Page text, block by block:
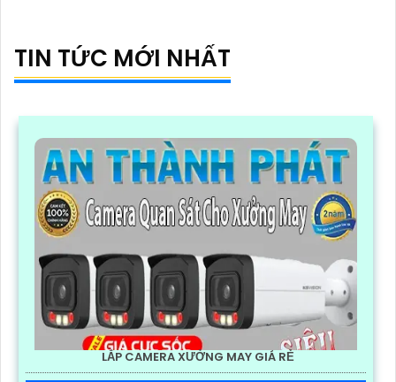
TIN TỨC MỚI NHẤT
LẮP CAMERA XƯỞNG MAY GIÁ RẺ